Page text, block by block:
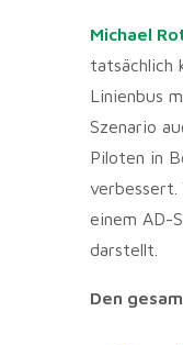
Michael
tatsächlich
Linienbus
Szenario
Piloten in
einem AD-
darstellt.
Den